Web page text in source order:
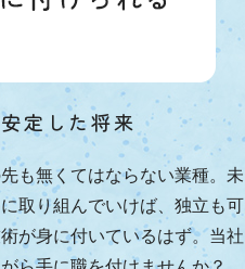
安定した将来
も無くてはならない業種。未
取り組んでいけば、独立も可
が身に付いているはず。当社